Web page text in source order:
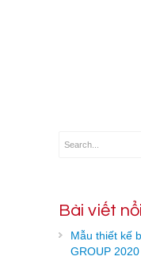
Bài viết
Mẫu thiết kế
GROUP 2020